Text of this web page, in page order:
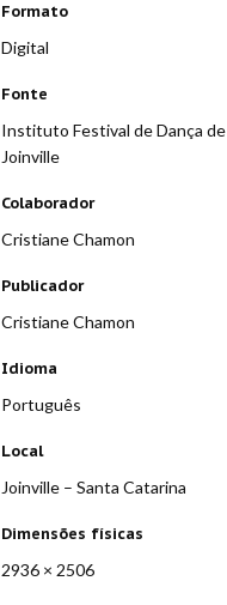
Formato
Digital
Fonte
Instituto Festival de Dança de
Joinville
Colaborador
Cristiane Chamon
Publicador
Cristiane Chamon
Idioma
Português
Local
Joinville – Santa Catarina
Dimensões físicas
2936 × 2506